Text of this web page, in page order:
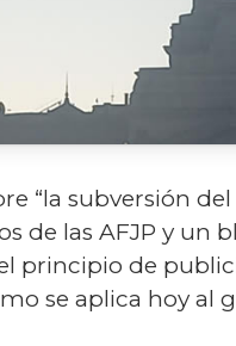
“la subversión
de las AFJP y un
principio de
se aplica hoy al